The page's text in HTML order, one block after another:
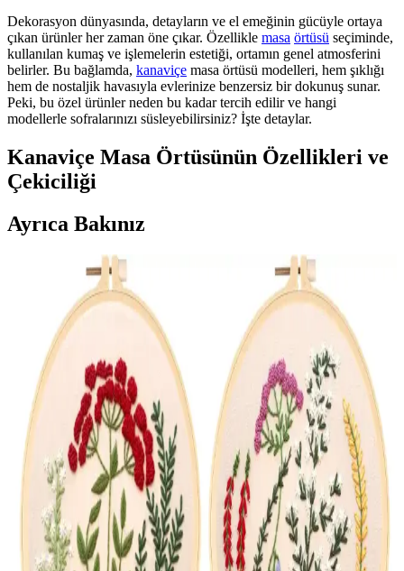
Dekorasyon dünyasında, detayların ve el emeğinin gücüyle ortaya
çıkan ürünler her zaman öne çıkar. Özellikle masa örtüsü seçiminde,
kullanılan kumaş ve işlemelerin estetiği, ortamın genel atmosferini
belirler. Bu bağlamda, kanaviçe masa örtüsü modelleri, hem şıklığı
hem de nostaljik havasıyla evlerinize benzersiz bir dokunuş sunar.
Peki, bu özel ürünler neden bu kadar tercih edilir ve hangi
modellerle sofralarınızı süsleyebilirsiniz? İşte detaylar.
Kanaviçe Masa Örtüsünün Özellikleri ve
Çekiciliği
Ayrıca Bakınız
Tuncay Tekstil Kırmızı Kanaviçe El İşi Keten
Güneşlik Perdesi Doğal Malzemelerle Şık Tasarım
Kırmızı renkli, el işi kanaviçe detaylarıyla süslenmiş, doğal pamuk
keten dokuma kumaştan üretilmiş güneşlik perde, pratik montajı ve
estetik tasarımıyla yaşam alanlarınızı güzelleştirir.
Tuncay Tekstil Kırmızı Kanaviçeli Perde: Estetik ve
Dayanıklı Mutfak Dekorasyonu İçin
Tuncay Tekstil'in kırmızı kanaviçeli perde modeli, doğal keten
malzeme, el işçiliği detaylar ve rustik tasarımıyla mutfak ve küçük
alanlar için ideal, şık ve dayanıklı bir seçimdir.
Cotton Studio Perde Karşılaştırması: Doğal
Kumaşlar ve Tasarım Detayları